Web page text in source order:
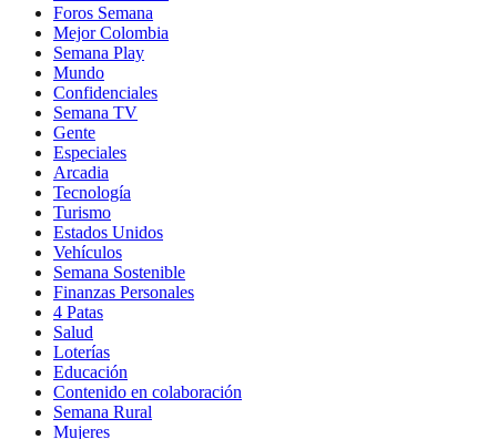
Foros Semana
Mejor Colombia
Semana Play
Mundo
Confidenciales
Semana TV
Gente
Especiales
Arcadia
Tecnología
Turismo
Estados Unidos
Vehículos
Semana Sostenible
Finanzas Personales
4 Patas
Salud
Loterías
Educación
Contenido en colaboración
Semana Rural
Mujeres